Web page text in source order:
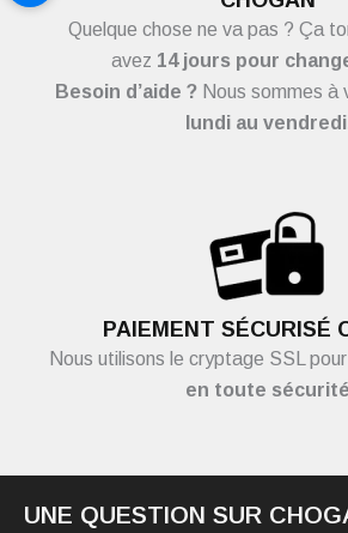
Quelque chose ne va pas ? Ça
avez 14 jours pour
Besoin d’aide ? Nous sommes à
lundi au
PAIEMENT SÉCURISÉ
Nous utilisons le cryptage SSL
en toute sécurité
UNE QUESTION SUR